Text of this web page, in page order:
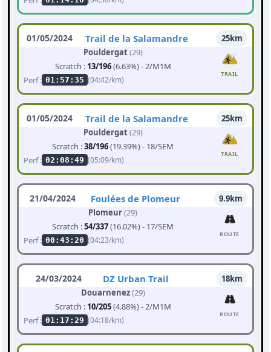
01/05/2024 Trail de la Salamandre
25km
Pouldergat(29)
Scratch : 13/196(6.63%) - 2/M1M
Perf : 01:57:35 (04:42/km)
TRAIL
01/05/2024 Trail de la Salamandre
25km
Pouldergat(29)
Scratch :38/196(19.39%) - 18/SEM
Perf : 02:08:49 (05:09/km)
TRAIL
21/04/2024 Foulées de Plomeur
9.9km
Plomeur(29)
Scratch :54/337(16.02%) - 17/SEM
Perf : 00:43:20 (04:23/km)
ROUTE
24/03/2024 DZ Urban Trail
18km
Douarnenez(29)
Scratch : 10/205(4.88%) - 2/M1M
Perf : 01:17:29 (04:18/km)
ROUTE